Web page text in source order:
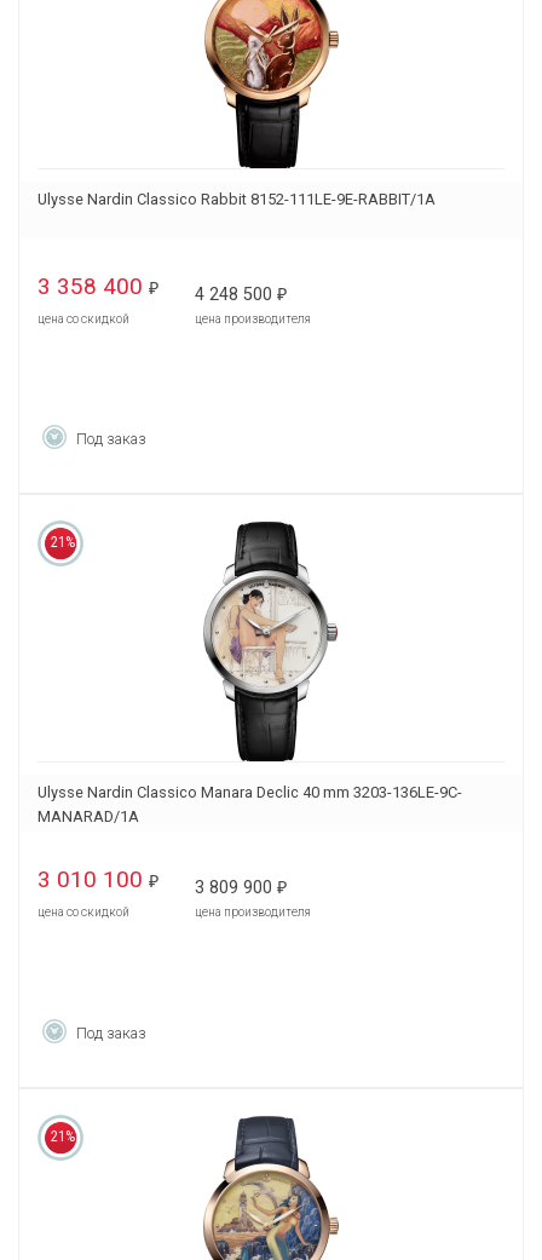
Ulysse Nardin Classico Rabbit 8152-111LE-9E-RABBIT/1A
3 358 400 ₽
цена со скидкой
4 248 500 ₽
цена производителя
Под заказ
21%
Ulysse Nardin Classico Manara Declic 40 mm 3203-136LE-9C-
MANARAD/1A
3 010 100 ₽
цена со скидкой
3 809 900 ₽
цена производителя
Под заказ
21%